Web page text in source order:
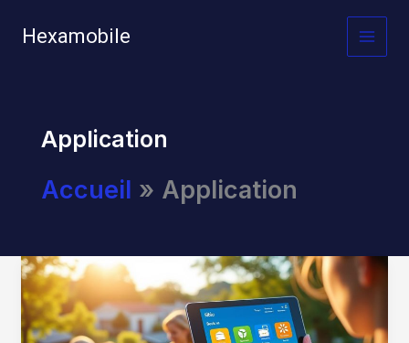
contenuHexamobile
Application
Accueil Application